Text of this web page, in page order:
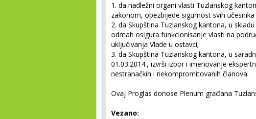
1. da nadležni organi vlasti Tuzlanskog
zakonom, obezbijede sigurnost svih
2. da Skupština Tuzlanskog kantona, u
odmah osigura funkcionisanje vlasti na
uključivanja Vlade u ostavci;
3. da Skupština Tuzlanskog kantona, u
01.03.2014., izvrši izbor i imenovanje
nestranačkih i nekompromitovanih članova.
Ovaj Proglas donose Plenum građana
Vezano: